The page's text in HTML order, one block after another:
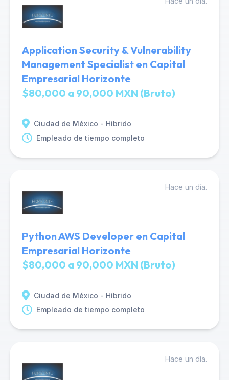
Application Security & Vulnerability
Management Specialist en Capital
Empresarial Horizonte
$80,000 a 90,000 MXN (Bruto)
Ciudad de México - Híbrido
Empleado de tiempo completo
Hace un día.
Python AWS Developer en Capital
Empresarial Horizonte
$80,000 a 90,000 MXN (Bruto)
Ciudad de México - Híbrido
Empleado de tiempo completo
Hace un día.